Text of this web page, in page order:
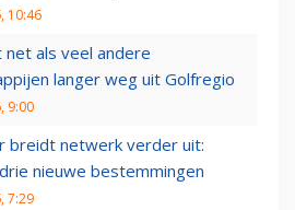
10:46
net als veel andere
langer weg uit Golfregio
9:00
breidt netwerk verder uit:
nieuwe bestemmingen
7:29